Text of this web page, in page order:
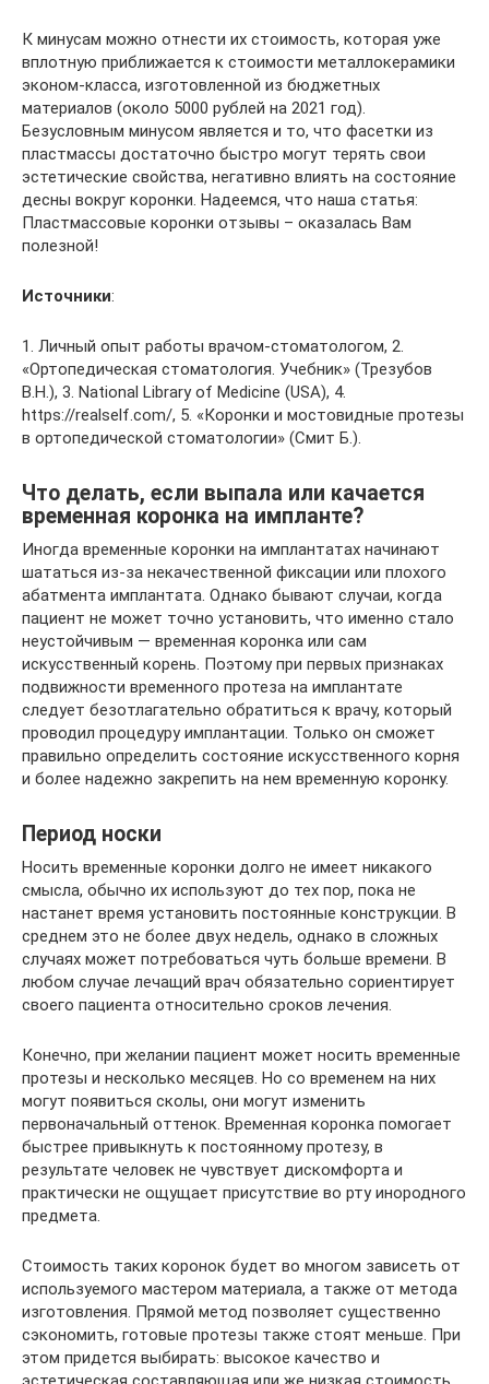
К минусам можно отнести их стоимость, которая уже
вплотную приближается к стоимости металлокерамики
эконом-класса, изготовленной из бюджетных
материалов (около 5000 рублей на 2021 год).
Безусловным минусом является и то, что фасетки из
пластмассы достаточно быстро могут терять свои
эстетические свойства, негативно влиять на состояние
десны вокруг коронки. Надеемся, что наша статья:
Пластмассовые коронки отзывы – оказалась Вам
полезной!
Источники:
1. Личный опыт работы врачом-стоматологом, 2.
«Ортопедическая стоматология. Учебник» (Трезубов
В.Н.), 3. National Library of Medicine (USA), 4.
https://realself.com/, 5. «Коронки и мостовидные протезы
в ортопедической стоматологии» (Смит Б.).
Что делать, если выпала или качается
временная коронка на импланте?
Иногда временные коронки на имплантатах начинают
шататься из-за некачественной фиксации или плохого
абатмента имплантата. Однако бывают случаи, когда
пациент не может точно установить, что именно стало
неустойчивым — временная коронка или сам
искусственный корень. Поэтому при первых признаках
подвижности временного протеза на имплантате
следует безотлагательно обратиться к врачу, который
проводил процедуру имплантации. Только он сможет
правильно определить состояние искусственного корня
и более надежно закрепить на нем временную коронку.
Период носки
Носить временные коронки долго не имеет никакого
смысла, обычно их используют до тех пор, пока не
настанет время установить постоянные конструкции. В
среднем это не более двух недель, однако в сложных
случаях может потребоваться чуть больше времени. В
любом случае лечащий врач обязательно сориентирует
своего пациента относительно сроков лечения.
Конечно, при желании пациент может носить временные
протезы и несколько месяцев. Но со временем на них
могут появиться сколы, они могут изменить
первоначальный оттенок. Временная коронка помогает
быстрее привыкнуть к постоянному протезу, в
результате человек не чувствует дискомфорта и
практически не ощущает присутствие во рту инородного
предмета.
Стоимость таких коронок будет во многом зависеть от
используемого мастером материала, а также от метода
изготовления. Прямой метод позволяет существенно
сэкономить, готовые протезы также стоят меньше. При
этом придется выбирать: высокое качество и